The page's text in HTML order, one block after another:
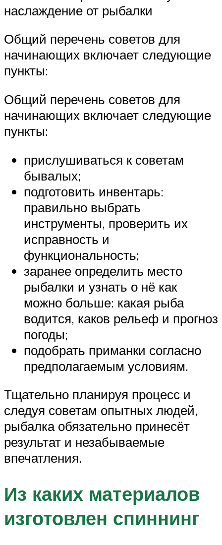
наслаждение от рыбалки
Общий перечень советов для
начинающих включает следующие
пункты:
Общий перечень советов для
начинающих включает следующие
пункты:
прислушиваться к советам
бывалых;
подготовить инвентарь:
правильно выбрать
инструменты, проверить их
исправность и
функциональность;
заранее определить место
рыбалки и узнать о нё как
можно больше: какая рыба
водится, каков рельеф и прогноз
погоды;
подобрать приманки согласно
предполагаемым условиям.
Тщательно планируя процесс и
следуя советам опытных людей,
рыбалка обязательно принесёт
результат и незабываемые
впечатления.
Из каких материалов
изготовлен спиннинг